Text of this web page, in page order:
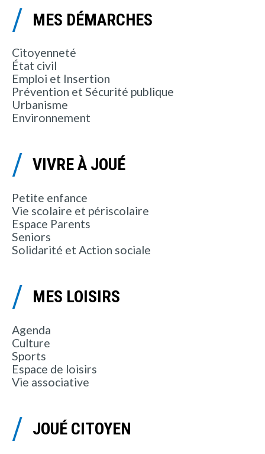
MES DÉMARCHES
Citoyenneté
État civil
Emploi et Insertion
Prévention et Sécurité publique
Urbanisme
Environnement
VIVRE À JOUÉ
Petite enfance
Vie scolaire et périscolaire
Espace Parents
Seniors
Solidarité et Action sociale
MES LOISIRS
Agenda
Culture
Sports
Espace de loisirs
Vie associative
JOUÉ CITOYEN